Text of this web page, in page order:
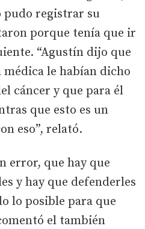
pudo registrar su
porque tenía que ir
“Agustín dijo que
le habían dicho
cáncer y que para él
que esto es un
eso”, relató.
error, que hay que
y hay que defenderles
lo posible para que
el también